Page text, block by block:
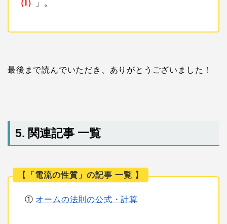
（I）
」。
最後まで読んでいただき、ありがとうございました！
5. 関連記事 一覧
【「電流の性質」の記事 一覧 】
① オームの法則の公式・計算